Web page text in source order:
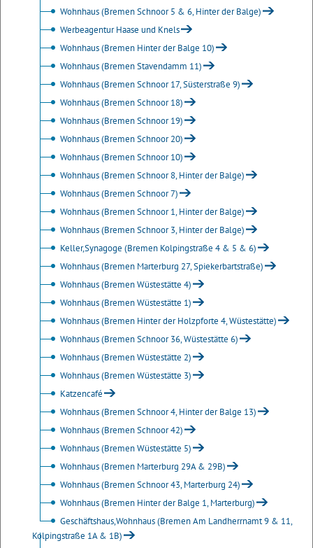
Wohnhaus (Bremen Schnoor 5 & 6, Hinter der Balge)
Werbeagentur Haase und Knels
Wohnhaus (Bremen Hinter der Balge 10)
Wohnhaus (Bremen Stavendamm 11)
Wohnhaus (Bremen Schnoor 17, Süsterstraße 9)
Wohnhaus (Bremen Schnoor 18)
Wohnhaus (Bremen Schnoor 19)
Wohnhaus (Bremen Schnoor 20)
Wohnhaus (Bremen Schnoor 10)
Wohnhaus (Bremen Schnoor 8, Hinter der Balge)
Wohnhaus (Bremen Schnoor 7)
Wohnhaus (Bremen Schnoor 1, Hinter der Balge)
Wohnhaus (Bremen Schnoor 3, Hinter der Balge)
Keller,Synagoge (Bremen Kolpingstraße 4 & 5 & 6)
Wohnhaus (Bremen Marterburg 27, Spiekerbartstraße)
Wohnhaus (Bremen Wüstestätte 4)
Wohnhaus (Bremen Wüstestätte 1)
Wohnhaus (Bremen Hinter der Holzpforte 4, Wüstestätte)
Wohnhaus (Bremen Schnoor 36, Wüstestätte 6)
Wohnhaus (Bremen Wüstestätte 2)
Wohnhaus (Bremen Wüstestätte 3)
Katzencafé
Wohnhaus (Bremen Schnoor 4, Hinter der Balge 13)
Wohnhaus (Bremen Schnoor 42)
Wohnhaus (Bremen Wüstestätte 5)
Wohnhaus (Bremen Marterburg 29A & 29B)
Wohnhaus (Bremen Schnoor 43, Marterburg 24)
Wohnhaus (Bremen Hinter der Balge 1, Marterburg)
Geschäftshaus,Wohnhaus (Bremen Am Landherrnamt 9 & 11,
Kolpingstraße 1A & 1B)